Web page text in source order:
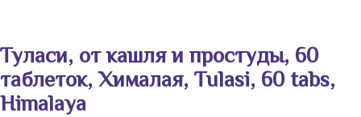
Туласи, от кашля и простуды, 60
таблеток, Хималая, Tulasi, 60 tabs,
Himalaya